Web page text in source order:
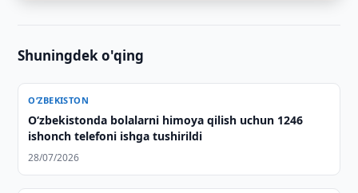
Shuningdek o'qing
O‘ZBEKISTON
O‘zbekistonda bolalarni himoya qilish uchun 1246
ishonch telefoni ishga tushirildi
28/07/2026